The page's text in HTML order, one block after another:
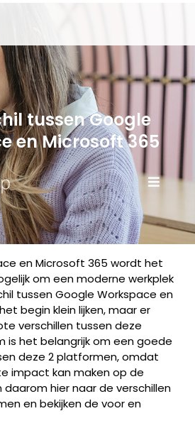
tussen Google
en Microsoft 365
en Microsoft 365 wordt het
om een moderne werkplek
tussen Google Workspace en
begin klein lijken, maar er
verschillen tussen deze
is het belangrijk om een goede
deze 2 platformen, omdat
impact kan maken op de
daarom hier naar de verschillen
en bekijken de voor en